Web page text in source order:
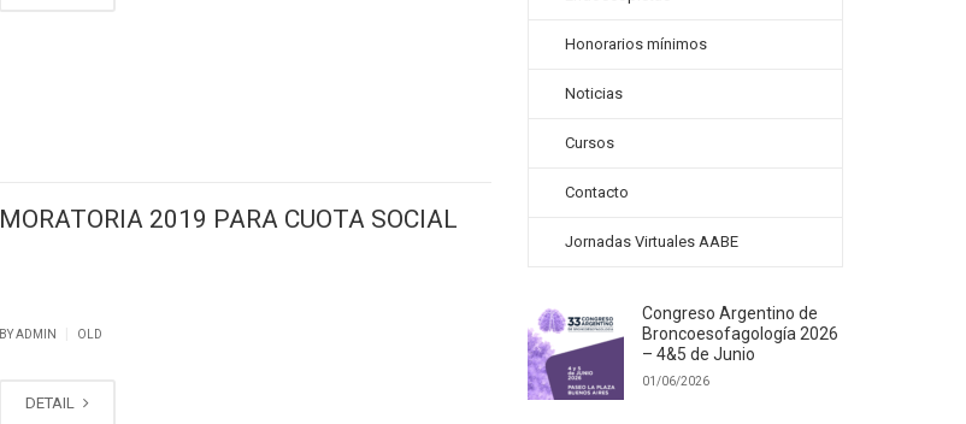
MORATORIA 2019 PARA CUOTA SOCIAL
BY ADMIN OLD
DETAIL
Honorarios mínimos
Noticias
Cursos
Contacto
Jornadas Virtuales AABE
Congreso Argentino de
Broncoesofagología 2026
– 4&5 de Junio
01/06/2026